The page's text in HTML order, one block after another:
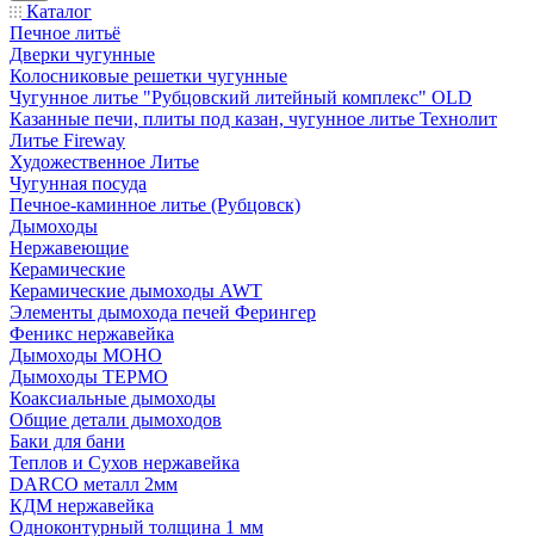
Каталог
Печное литьё
Дверки чугунные
Колосниковые решетки чугунные
Чугунное литье "Рубцовский литейный комплекс" OLD
Казанные печи, плиты под казан, чугунное литье Технолит
Литье Fireway
Художественное Литье
Чугунная посуда
Печное-каминное литье (Рубцовск)
Дымоходы
Нержавеющие
Керамические
Керамические дымоходы AWT
Элементы дымохода печей Ферингер
Феникс нержавейка
Дымоходы МОНО
Дымоходы ТЕРМО
Коаксиальные дымоходы
Общие детали дымоходов
Баки для бани
Теплов и Сухов нержавейка
DARCO металл 2мм
КДМ нержавейка
Одноконтурный толщина 1 мм